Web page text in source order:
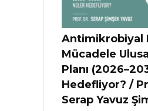
Antimikrobiyal
Mücadele
Planı
Hedefliyor? /
Serap Yavuz